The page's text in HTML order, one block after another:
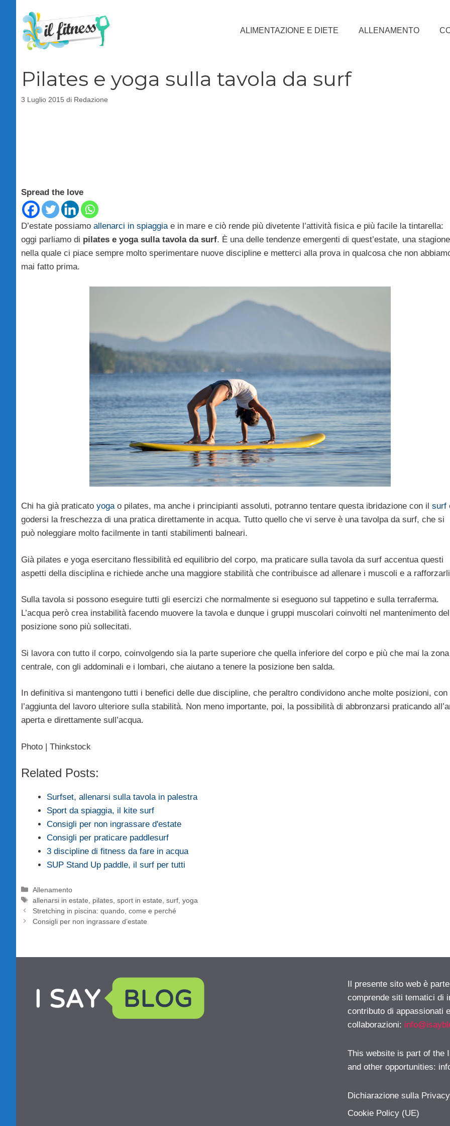
contenuto
ALIMENTAZIONE E DIETE ALLENAMENTO
Pilates e yoga sulla tavola da surf
3 Luglio 2015 di Redazione
Spread the love
D’estate possiamo allenarci in spiaggiae in mare e ciò rende più divetente l’attività fisica e più facile la tintarella:
oggi parliamo di pilates e yoga sulla tavola da surf. È una delle tendenze emergenti di quest’estate, una stagione
nella quale ci piace sempre molto sperimentare nuove discipline e metterci alla prova in qualcosa che non
mai fatto prima.
Chi ha già praticato yogao pilates, ma anche i principianti assoluti, potranno tentare questa ibridazione con il surf
godersi la freschezza di una pratica direttamente in acqua. Tutto quello che vi serve è una tavolpa da surf, che si
può noleggiare molto facilmente in tanti stabilimenti balneari.
Già pilates e yoga esercitano flessibilità ed equilibrio del corpo, ma praticare sulla tavola da surf accentua questi
aspetti della disciplina e richiede anche una maggiore stabilità che contribuisce ad allenare i muscoli e a
Sulla tavola si possono eseguire tutti gli esercizi che normalmente si eseguono sul tappetino e sulla terraferma.
L’acqua però crea instabilità facendo muovere la tavola e dunque i gruppi muscolari coinvolti nel mantenimento
posizione sono più sollecitati.
Si lavora con tutto il corpo, coinvolgendo sia la parte superiore che quella inferiore del corpo e più che mai la zona
centrale, con gli addominali e i lombari, che aiutano a tenere la posizione ben salda.
In definitiva si mantengono tutti i benefici delle due discipline, che peraltro condividono anche molte posizioni, con
l’aggiunta del lavoro ulteriore sulla stabilità. Non meno importante, poi, la possibilità di abbronzarsi praticando
aperta e direttamente sull’acqua.
Photo | Thinkstock
Related Posts:
Surfset, allenarsi sulla tavola in palestra
Sport da spiaggia, il kite surf
Consigli per non ingrassare d'estate
Consigli per praticare paddlesurf
3 discipline di fitness da fare in acqua
SUP Stand Up paddle, il surf per tutti
Categorie
Allenamento
Tag
allenarsi in estate pilates ,sport in estate ,surf ,yoga
Stretching in piscina: quando, come e perché
Consigli per non ingrassare d’estate
Il presente sito web è
comprende siti tematici di
contributo di appassionati
collaborazioni:
This website is part of the
and other opportunities:
Dichiarazione sulla
Cookie Policy (UE)